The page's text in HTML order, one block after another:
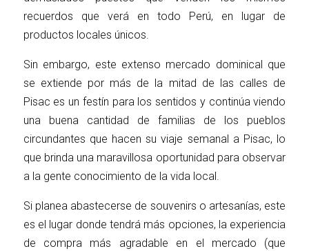
recuerdos que verá en todo Perú, en lugar de
productos locales únicos.
Sin embargo, este extenso mercado dominical que
se extiende por más de la mitad de las calles de
Pisac es un festín para los sentidos y continúa viendo
una buena cantidad de familias de los pueblos
circundantes que hacen su viaje semanal a Pisac, lo
que brinda una maravillosa oportunidad para observar
a la gente conocimiento de la vida local.
Si planea abastecerse de souvenirs o artesanías, este
es el lugar donde tendrá más opciones, la experiencia
de compra más agradable en el mercado (que